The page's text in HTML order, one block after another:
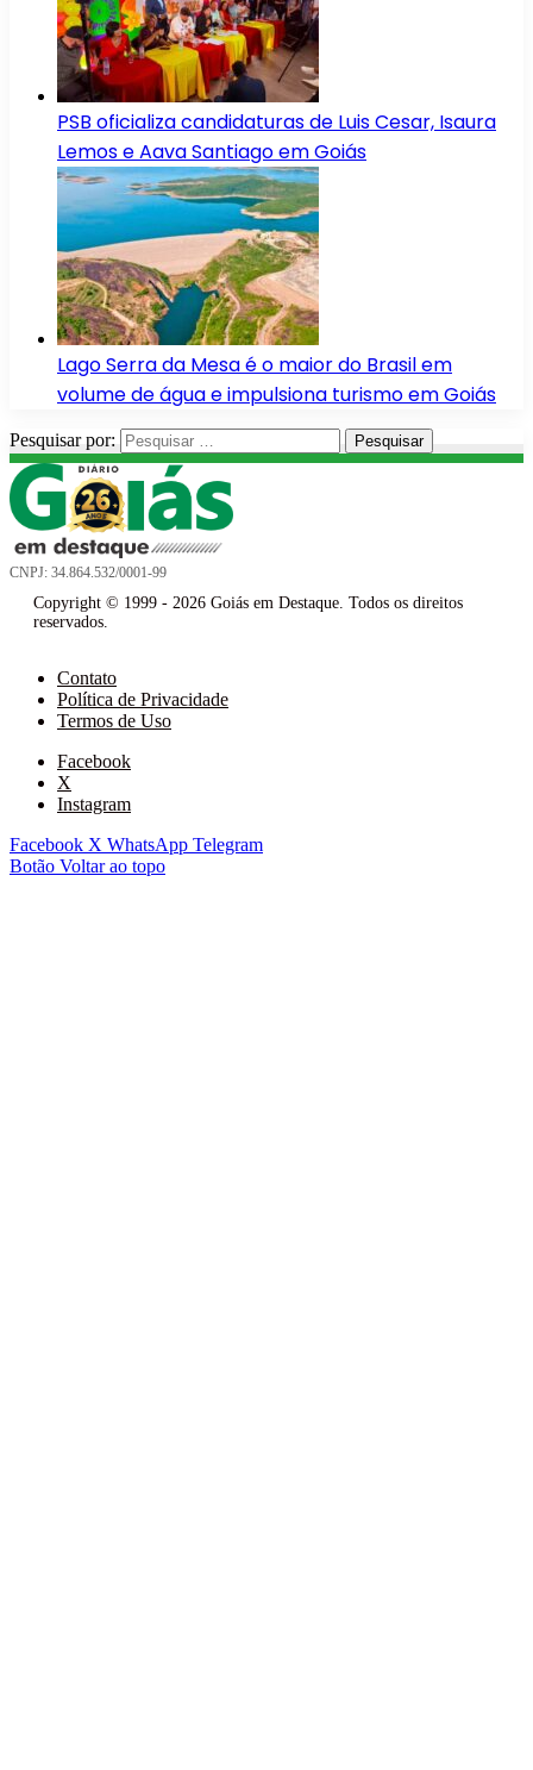
PSB oficializa candidaturas de Luis Cesar, Isaura
Lemos e Aava Santiago em Goiás
Lago Serra da Mesa é o maior do Brasil em
volume de água e impulsiona turismo em Goiás
Pesquisar por:
CNPJ: 34.864.532/0001-99
Copyright © 1999 - 2026 Goiás em Destaque. Todos os direitos
reservados.
Contato
Política de Privacidade
Termos de Uso
Facebook
X
Instagram
Facebook X WhatsApp Telegram
Botão Voltar ao topo